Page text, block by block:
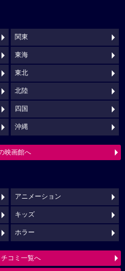
関東
東海
東北
北陸
四国
沖縄
映画館へ
アニメーション
キッズ
ホラー
コミ一覧へ